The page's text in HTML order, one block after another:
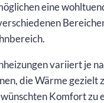
eine
variiert je
die Wärme
Komfort zu